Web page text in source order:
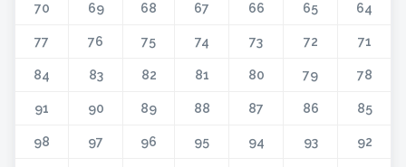
64
65
66
67
68
69
70
71
72
73
74
75
76
77
78
79
80
81
82
83
84
85
86
87
88
89
90
91
92
93
94
95
96
97
98